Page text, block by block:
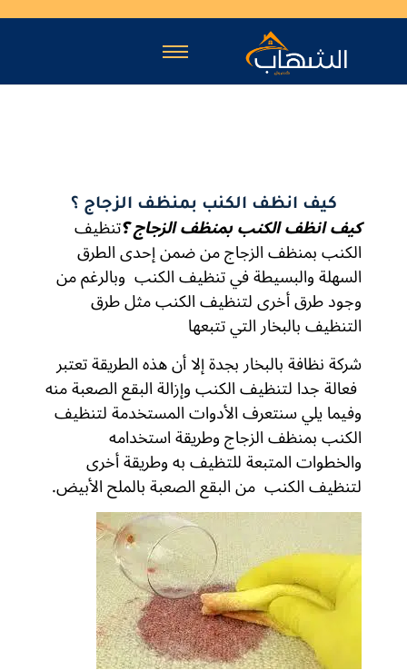
كيف انظف الكنب بمنظف الزجاج ؟
كيف انظف الكنب بمنظف الزجاج ؟تنظيف
الكنب بمنظف الزجاج من ضمن إحدى الطرق
السهلة والبسيطة في تنظيف الكنب وبالرغم من
وجود طرق أخرى لتنظيف الكنب مثل طرق
التنظيف بالبخار التي تتبعها
شركة نظافة بالبخار بجدةإلا أن هذه الطريقة تعتبر
فعالة جدا لتنظيف الكنب وإزالة البقع الصعبة منه
وفيما يلي سنتعرف الأدوات المستخدمة لتنظيف
الكنب بمنظف الزجاج وطريقة استخدامه
والخطوات المتبعة للتظيف به وطريقة أخرى
لتنظيف الكنب من البقع الصعبة بالملح الأبيض.